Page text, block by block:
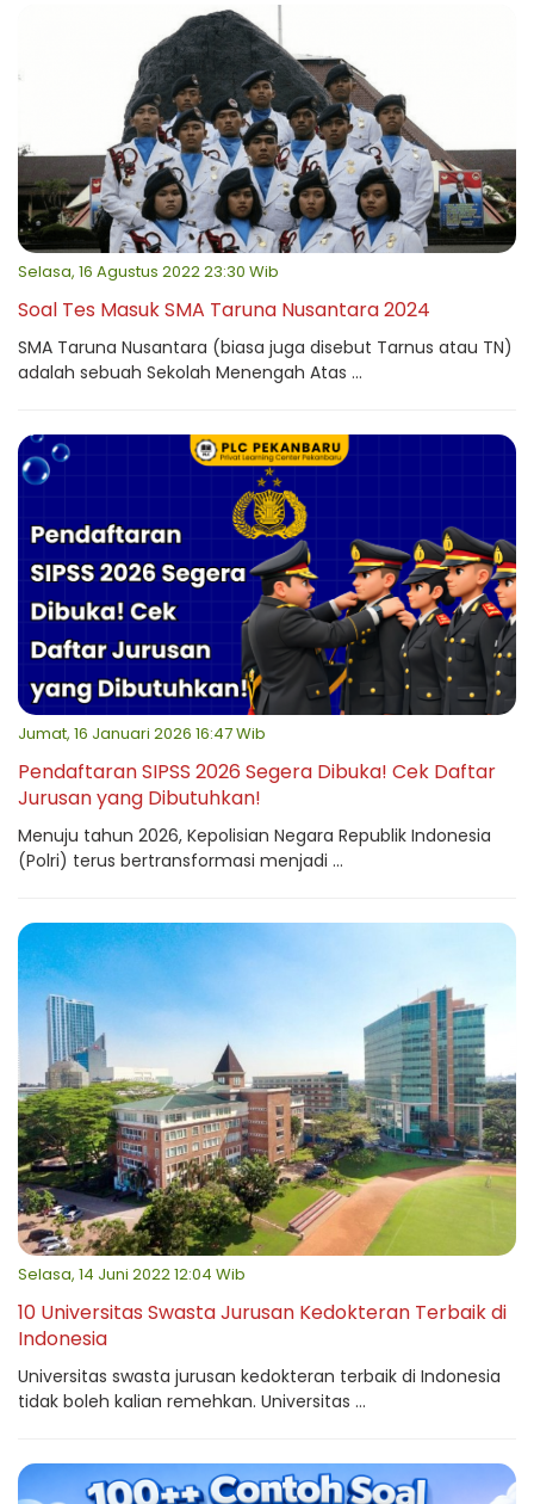
Selasa, 16 Agustus 2022 23:30 Wib
Soal Tes Masuk SMA Taruna Nusantara 2024
SMA Taruna Nusantara (biasa juga disebut Tarnus atau TN)
adalah sebuah Sekolah Menengah Atas ...
Jumat, 16 Januari 2026 16:47 Wib
Pendaftaran SIPSS 2026 Segera Dibuka! Cek Daftar
Jurusan yang Dibutuhkan!
Menuju tahun 2026, Kepolisian Negara Republik Indonesia
(Polri) terus bertransformasi menjadi ...
Selasa, 14 Juni 2022 12:04 Wib
10 Universitas Swasta Jurusan Kedokteran Terbaik di
Indonesia
Universitas swasta jurusan kedokteran terbaik di Indonesia
tidak boleh kalian remehkan. Universitas ...